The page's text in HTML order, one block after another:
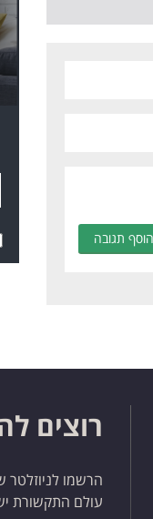
הוסף תגובה
רוצים
הרשמו לניוזלטר
עולם התקשורת